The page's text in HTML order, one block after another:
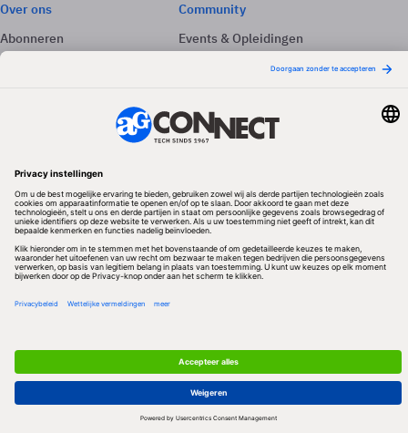
Over ons
Abonneren
Adverteren
Community
Events & Opleidingen
Volg ons
Redactionele partner
Algemene Voorwaarden & Copyrights